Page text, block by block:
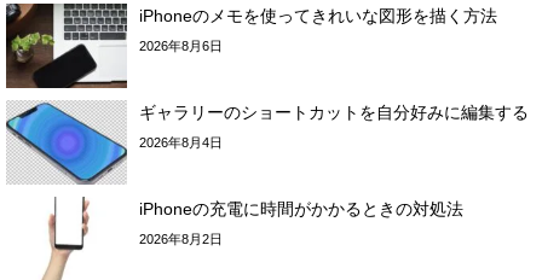
iPhoneのメモを使ってきれいな図形を描く方法
2026年8月6日
ギャラリーのショートカットを自分好みに編集する
2026年8月4日
iPhoneの充電に時間がかかるときの対処法
2026年8月2日